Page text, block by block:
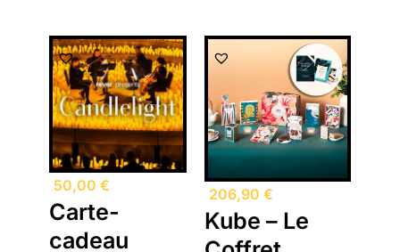
50,00 €
Carte-
cadeau
206,90 €
Kube – Le